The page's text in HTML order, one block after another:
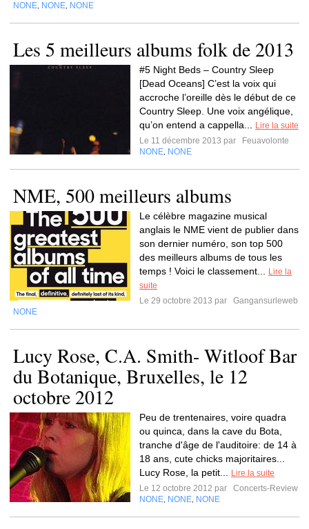
NONE NONE NONE
Les 5 meilleurs albums folk de 2013
#5 Night Beds – Country Sleep
[Dead Oceans] C’est la voix qui
accroche l’oreille dès le début de ce
Country Sleep. Une voix angélique,
qu’on entend a cappella...
Lire la suite
Le 11 décembre 2013 par
Feuavolonte
NONE NONE
NME, 500 meilleurs albums
Le célèbre magazine musical
anglais le NME vient de publier dans
son dernier numéro, son top 500
des meilleurs albums de tous les
temps ! Voici le classement...
Lire la
suite
Le 29 octobre 2013 par
Gangansurleweb
NONE
Lucy Rose, C.A. Smith- Witloof Bar
du Botanique, Bruxelles, le 12
octobre 2012
Peu de trentenaires, voire quadra
ou quinca, dans la cave du Bota,
tranche d'âge de l'auditoire: de 14 à
18 ans, cute chicks majoritaires...
Lucy Rose, la petit...
Lire la suite
Le 12 octobre 2012 par
Concerts-Review
NONE NONE NONE